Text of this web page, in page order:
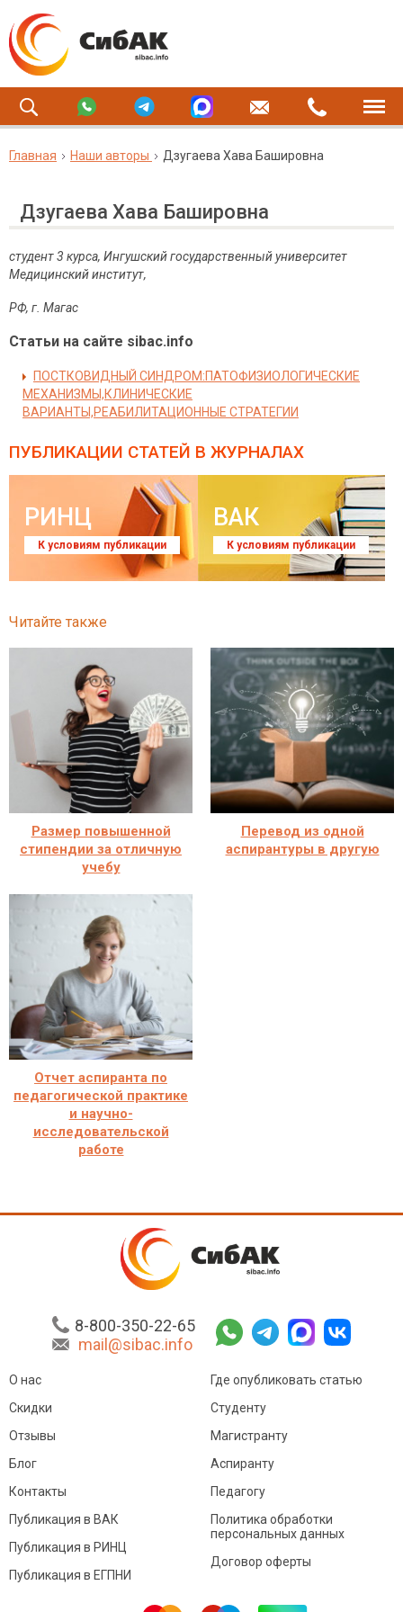
Главная Наши авторы Дзугаева Хава Башировна
Дзугаева Хава Башировна
студент 3 курса, Ингушский государственный университет
Медицинский институт,
РФ, г. Магас
Статьи на сайте sibac.info
ПОСТКОВИДНЫЙ СИНДРОМ:ПАТОФИЗИОЛОГИЧЕСКИЕ
МЕХАНИЗМЫ,КЛИНИЧЕСКИЕ
ВАРИАНТЫ,РЕАБИЛИТАЦИОННЫЕ СТРАТЕГИИ
ПУБЛИКАЦИИ СТАТЕЙ В ЖУРНАЛАХ
РИНЦ
К условиям публикации
ВАК
К условиям публикации
Читайте также
Размер повышенной
стипендии за отличную
учебу
Перевод из одной
аспирантуры в другую
Отчет аспиранта по
педагогической практике
и научно-
исследовательской
работе
8-800-350-22-65
mail@sibac.info
О нас
Скидки
Отзывы
Блог
Контакты
Где опубликовать статью
Студенту
Магистранту
Аспиранту
Педагогу
Публикация в ВАК
Публикация в РИНЦ
Публикация в ЕГПНИ
Политика обработки
персональных данных
Договор оферты